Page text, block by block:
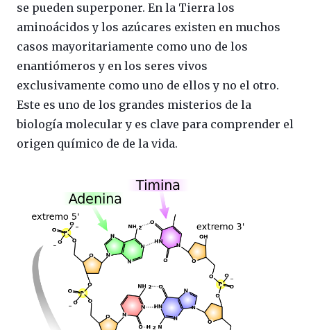
se pueden superponer. En la Tierra los
aminoácidos y los azúcares existen en muchos
casos mayoritariamente como uno de los
enantiómeros y en los seres vivos
exclusivamente como uno de ellos y no el otro.
Este es uno de los grandes misterios de la
biología molecular y es clave para comprender el
origen químico de de la vida.